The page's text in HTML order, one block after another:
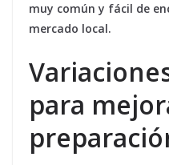
muy común y fácil de
mercado local.
para